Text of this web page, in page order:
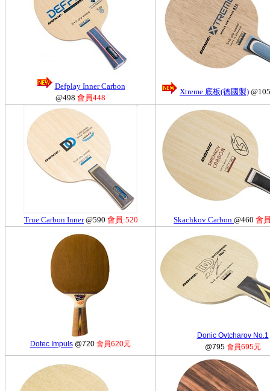
Defplay Inner Carbon
@498 會員448
Xtreme 底板(德國製)
True Carbon Inner@590 會員:520 Skachkov Carbon @460 會
Dotec Impuls @720 會員620元
Donic Ovtcharov No.1
@795 會員695元